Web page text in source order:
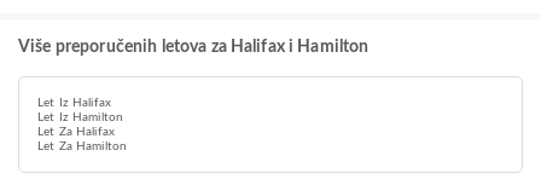
Više preporučenih letova za Halifax i Hamilton
Let Iz Halifax
Let Iz Hamilton
Let Za Halifax
Let Za Hamilton